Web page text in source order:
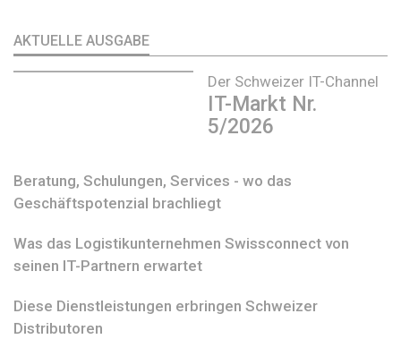
AKTUELLE AUSGABE
Der Schweizer IT-Channel
IT-Markt Nr.
5/2026
Beratung, Schulungen, Services - wo das
Geschäftspotenzial brachliegt
Was das Logistikunternehmen Swissconnect von
seinen IT-Partnern erwartet
Diese Dienstleistungen erbringen Schweizer
Distributoren